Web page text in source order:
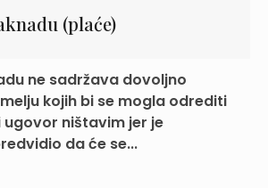
(plaće)
ne sadržava dovoljno
kojih bi se mogla odrediti
ugovor ništavim jer je
da će se...